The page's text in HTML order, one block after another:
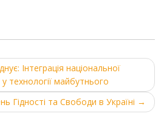
Інтеграція національної
у технології майбутнього
Гідності та Свободи в Україні →